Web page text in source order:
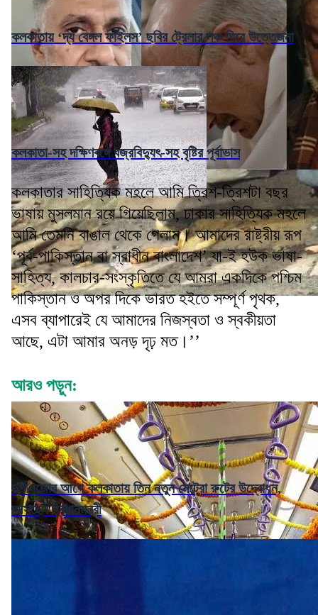
কলকাতায় ‘দ্য বেঙ্গল ফাইলস’ ছবির ট্রেলার লঞ্চ ঘিরে উত্তেজনা
কলকাতা-সহ দক্ষিণবঙ্গে বজ্রবিদ্যুৎ-সহ বৃষ্টির পূর্বাভাস
কলকাতার সাহিত্যিক মহলে আমি ত্রিশ-ত্রিশটা বছর
ভাষায় মুসলমান রয়ে গিয়েছিলাম, ঢাকার সাহিত্যিক মহলে
আমি তেমনি বাঙাল থেকে গেলাম। আমাদের রাষ্ট্রীয় রূপ
‘পূর্ব-পাকিস্তান বা স্বাধীন বাংলাদেশ’ যা-ই হউক ভাষা-
সাহিত্য, কালচার-সংস্কৃতিতে যে আমরা একদিকে পশ্চিম
পাকিস্তান ও অপর দিকে ভারত হইতে সম্পূর্ণ পৃথক,
এসব ব্যাপারেই যে আমাদের নিজস্বতা ও স্বকীয়তা
আছে, এটা আমার অনড় দৃঢ় মত।’’
আরও পড়ুন:
দুর্গাপুজোর আগে কলকাতায় তিন নতুন মেট্রো রুটের উদ্বোধন,
আসছেন প্রধানমন্ত্রী